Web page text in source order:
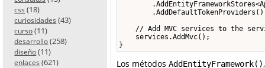
css (18)
curiosidades (43)
curso (11)
desarrollo (258)
diseño (11)
enlaces (621)
// Add MVC services to the
    services.AddMvc();
}
Los métodos AddEntityFramework()